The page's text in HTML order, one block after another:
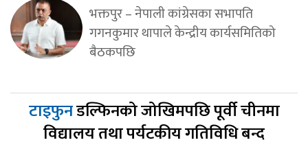
भक्तपुर – नेपाली कांग्रेसका सभापति
गगनकुमार थापाले केन्द्रीय कार्यसमितिको
बैठकपछि
टाइफुनडल्फिनको जोखिमपछि पूर्वी चीनमा
विद्यालय तथा पर्यटकीय गतिविधि बन्द